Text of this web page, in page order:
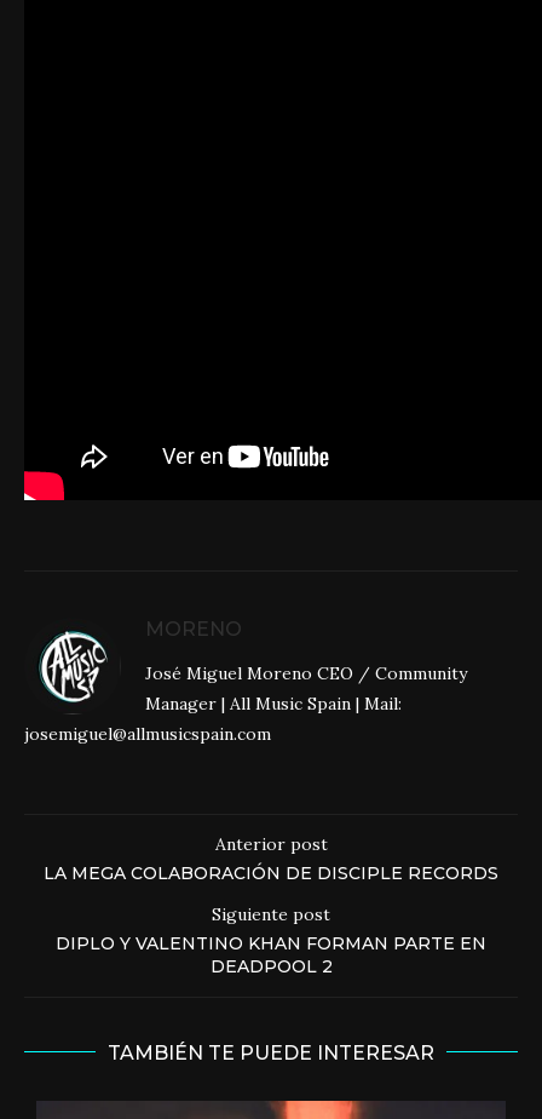
MORENO
José Miguel Moreno CEO / Community
Manager | All Music Spain | Mail:
josemiguel@allmusicspain.com
Anterior post
LA MEGA COLABORACIÓN DE DISCIPLE RECORDS
Siguiente post
DIPLO Y VALENTINO KHAN FORMAN PARTE EN
DEADPOOL 2
TAMBIÉN TE PUEDE INTERESAR